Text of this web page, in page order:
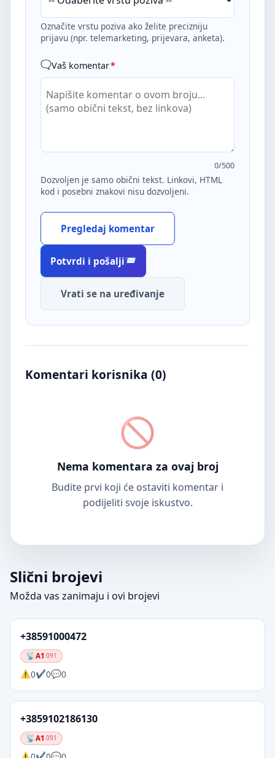
Označite vrstu poziva ako želite precizniju
prijavu (npr. telemarketing, prijevara, anketa).
Vaš komentar*
0/500
Dozvoljen je samo obični tekst. Linkovi, HTML
kod i posebni znakovi nisu dozvoljeni.
Pregledaj komentar
Potvrdi i pošalji
Vrati se na uređivanje
Komentari korisnika (0)
Nema komentara za ovaj broj
Budite prvi koji će ostaviti komentar i
podijeliti svoje iskustvo.
Slični brojevi
Možda vas zanimaju i ovi brojevi
+38591000472
A1 091
0 0 0
+3859102186130
A1 091